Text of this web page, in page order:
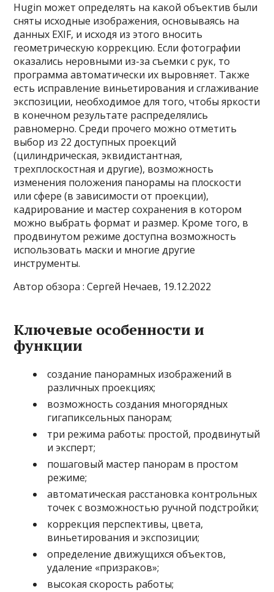
Hugin может определять на какой объектив были
сняты исходные изображения, основываясь на
данных EXIF, и исходя из этого вносить
геометрическую коррекцию. Если фотографии
оказались неровными из-за съемки с рук, то
программа автоматически их выровняет. Также
есть исправление виньетирования и сглаживание
экспозиции, необходимое для того, чтобы яркости
в конечном результате распределялись
равномерно. Среди прочего можно отметить
выбор из 22 доступных проекций
(цилиндрическая, эквидистантная,
трехплоскостная и другие), возможность
изменения положения панорамы на плоскости
или сфере (в зависимости от проекции),
кадрирование и мастер сохранения в котором
можно выбрать формат и размер. Кроме того, в
продвинутом режиме доступна возможность
использовать маски и многие другие
инструменты.
Автор обзора : Сергей Нечаев, 19.12.2022
Ключевые особенности и
функции
создание панорамных изображений в
различных проекциях;
возможность создания многорядных
гигапиксельных панорам;
три режима работы: простой, продвинутый
и эксперт;
пошаговый мастер панорам в простом
режиме;
автоматическая расстановка контрольных
точек с возможностью ручной подстройки;
коррекция перспективы, цвета,
виньетирования и экспозиции;
определение движущихся объектов,
удаление «призраков»;
высокая скорость работы;